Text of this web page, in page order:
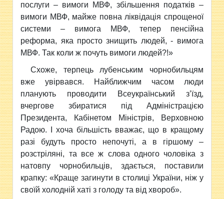
послуги – вимоги МВФ, збільшення податків –
вимоги МВФ, майже повна ліквідація спрощеної
системи – вимога МВФ, тепер пенсійна
реформа, яка просто знищить людей, - вимога
МВФ. Так коли ж почуть вимоги людей?!»
Схоже, терпець лубенським чорнобильцям
вже увірвався. Найближчим часом люди
планують проводити Всеукраїнський з’їзд,
вчергове збиратися під Адміністрацією
Президента, Кабінетом Міністрів, Верховною
Радою. І хоча більшість вважає, що в кращому
разі будуть просто непочуті, а в гіршому –
розстріляні, та все ж слова одного чоловіка з
натовпу чорнобильців, здається, поставили
крапку: «Краще загинути в столиці України, ніж у
своїй холодній хаті з голоду та від хвороб».